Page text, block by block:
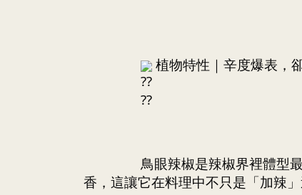
植物特性｜辛度爆表，
香，這讓它在料理中不只是「加辣